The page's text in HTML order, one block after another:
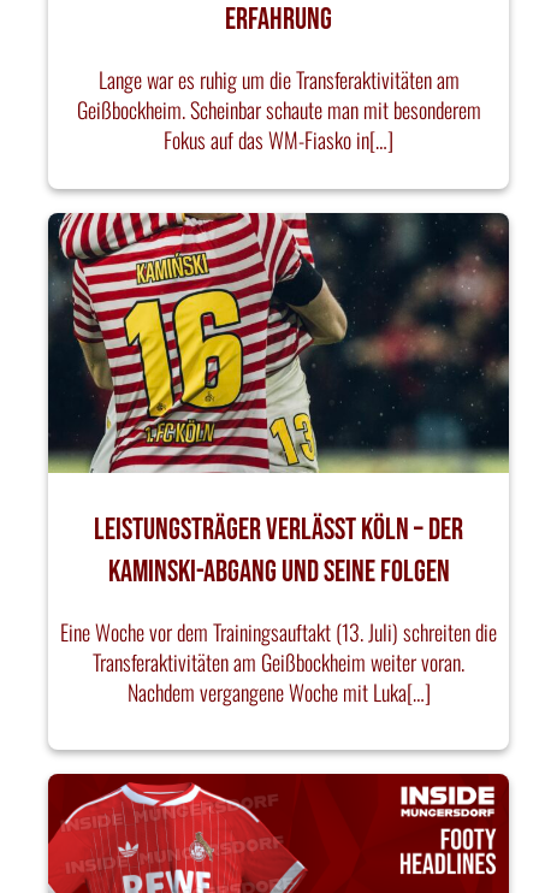
Erfahrung
Lange war es ruhig um die Transferaktivitäten am
Geißbockheim. Scheinbar schaute man mit besonderem
Fokus auf das WM-Fiasko in[…]
Leistungsträger verlässt Köln – Der
Kaminski-Abgang und seine Folgen
Eine Woche vor dem Trainingsauftakt (13. Juli) schreiten die
Transferaktivitäten am Geißbockheim weiter voran.
Nachdem vergangene Woche mit Luka[…]